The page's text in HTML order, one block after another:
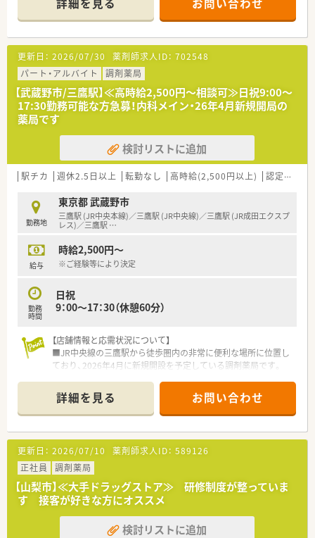
■基本日祝休みになる為、プライベートも充実してご勤務が可能
です
■応援体制が整っているので、人数が少ない薬局に配属でも安心
して勤務ができる環境です
■有給取得平均10.4日の為、有給休暇も取得しやすい会社です
また、年に1回1週間程度リフレッシュ休暇制度を設けており、全
店休憩室を完備しています
■社員割引購入制度、会社都合での転勤の場合は家賃補助や遠隔
地手当も付き、安心して就業できます（規定あり）
・・＊ 企業の特徴 ＊・・
■全国に722店舗を経営している中心部や駅構内にも出店して
いる調剤薬局様となります。
■残業時間の平均は10時間程度となります。
残業は1分単位での支給になり、当日シフトで決められた時間
を超えた分は、すべて残業となります。
■研修制度が非常に充実している調剤薬局となります。
疾患別のWEB研修やがんや緩和ケア・糖尿病など専任薬剤師
も育成にも力を入れています。
そういった研修も全て会社負担で実施をしていただけます。
■年間休日は125日ございます。夏季休暇3日、冬期休暇5日ござ
います。
■育児休暇は最大3歳まで、時短勤務は小学校1年生終了時まで
職場です。
・・＊ 安心できる就業環境 ＊・・
ム」を完備。
薬剤師も患者様も安心できるよう設備投資もしっかり行って
■機材環境、福利厚生が整っている環境を希望の方や研修制度の
充実さをポイントとしている方へおすすめの薬局です♪
詳細を見る お問い合わせ
更新日： 2026/07/30 薬剤師求人ID： 702548
パート・アルバイト
調剤薬局
【武蔵野市/三鷹駅】≪高時給2,500円～相談可≫日祝9:00～
17:30勤務可能な方急募！内科メイン・26年4月新規開局の
薬局です
検討リストに追加
駅チカ 週休2.5日以上 転勤なし 高時給(2,500円以上) 認定薬剤師取得支援あり
勤務地
東京都 武蔵野市
三鷹駅 (JR中央本線)／三鷹駅 (JR中央線)／三鷹駅 (JR成田エクスプ
レス)／三鷹駅 …
給与
時給2,500円～
※ご経験等により決定
勤務
時間
日祝
9：00～17：30（休憩60分）
【店舗情報と応需状況について】
■JR中央線の三鷹駅から徒歩圏内の非常に便利な場所に位置し
ており、2026年4月に新規開設を予定している調剤薬局です。
の対話を通じて健康を支える役割を担っていただきます。
■現在は薬剤師1名と事務スタッフ1名の少人数体制を想定して
おり、一人ひとりの顔が見える風通しの良い職場環境です。
【法人特徴について】
■ITや農業など多角的な事業を展開する大手グループの中核企
業であり、全国に470店舗以上の薬局を展開する安定法人です。
■役職に関わらずフラットに意見交換ができる組織運営を徹底
しており、全員が主役となって行動する方針を掲げています。
■過剰な設備投資を抑えることで利益を社員へ最大限に還元す
る姿勢を持っており、高待遇と働きやすさの向上に努めていま
詳細を見る お問い合わせ
更新日： 2026/07/10 薬剤師求人ID： 589126
正社員
調剤薬局
【山梨市】≪大手ドラッグストア≫ 研修制度が整っていま
す 接客が好きな方にオススメ
検討リストに追加